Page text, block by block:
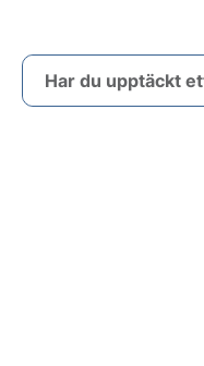
Har du upptäckt